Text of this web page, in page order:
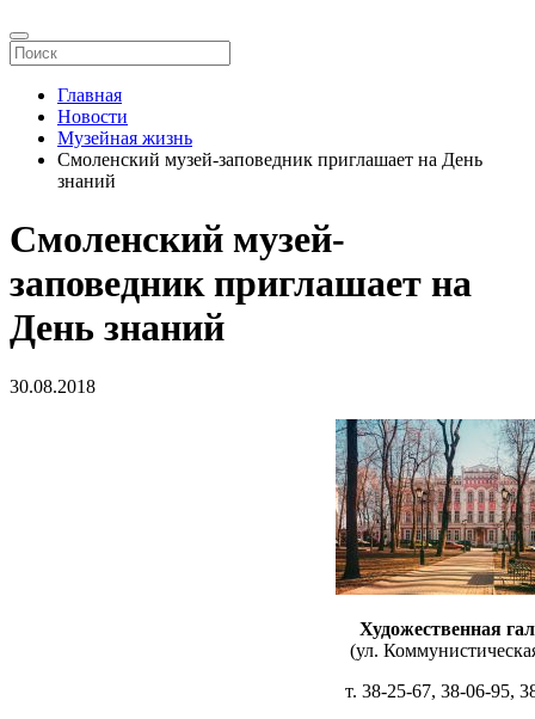
Главная
Новости
Музейная жизнь
Смоленский музей-заповедник приглашает на День
знаний
Смоленский музей-
заповедник приглашает на
День знаний
30.08.2018
Художественная
(ул.
т. 38-25-67, 38-06-95,